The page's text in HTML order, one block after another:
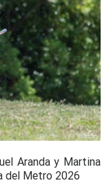
Aranda y Martina
del Metro 2026